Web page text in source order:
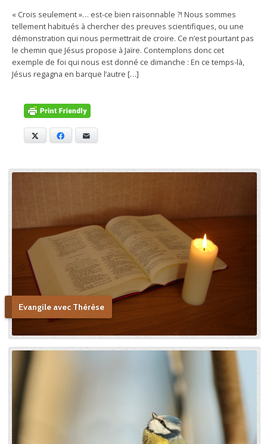
« Crois seulement »… est-ce bien raisonnable ?! Nous sommes
tellement habitués à chercher des preuves scientifiques, ou une
démonstration qui nous permettrait de croire. Ce n’est pourtant pas
le chemin que Jésus propose à Jaïre. Contemplons donc cet
exemple de foi qui nous est donné ce dimanche : En ce temps-là,
Jésus regagna en barque l’autre […]
Facebook
Evangile avec Thérèse